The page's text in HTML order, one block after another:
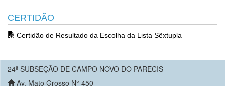
CERTIDÃO
Certidão de Resultado da Escolha da Lista Sêxtupla
24ª SUBSEÇÃO DE CAMPO NOVO DO PARECIS
Av. Mato Grosso N° 450 -